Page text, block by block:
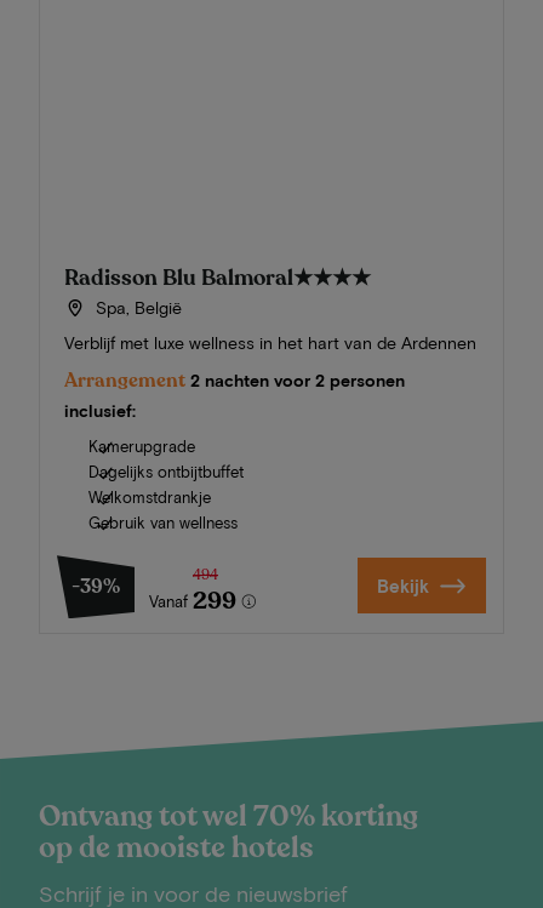
Radisson Blu Balmoral★★★★
Spa, België
Verblijf met luxe wellness in het hart van de Ardennen
Arrangement 2 nachten voor 2 personen
inclusief:
Kamerupgrade
Dagelijks ontbijtbuffet
Welkomstdrankje
Gebruik van wellness
-39%
Vanaf
494
299 Bekijk
Ontvang tot wel 70% korting
op de mooiste hotels
Schrijf je in voor de nieuwsbrief